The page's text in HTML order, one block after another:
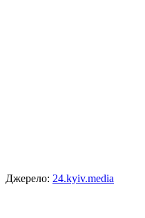
Джерело: 24.kyiv.media